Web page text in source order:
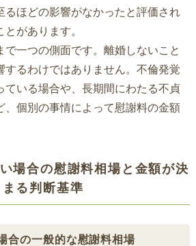
るほどの影響がなかったと評価され
があります。
で一つの側面です。離婚しないこと
するわけではありません。不倫発覚
ている場合や、長期間にわたる不貞
、個別の事情によって慰謝料の金額
場合の慰謝料相場と金額が決
まる判断基準
の一般的な慰謝料相場